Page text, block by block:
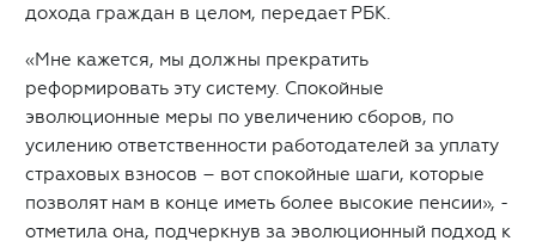
дохода граждан в целом, передает РБК.
«Мне кажется, мы должны прекратить
реформировать эту систему. Спокойные
эволюционные меры по увеличению сборов, по
усилению ответственности работодателей за уплату
страховых взносов – вот спокойные шаги, которые
позволят нам в конце иметь более высокие пенсии», -
отметила она, подчеркнув за эволюционный подход к